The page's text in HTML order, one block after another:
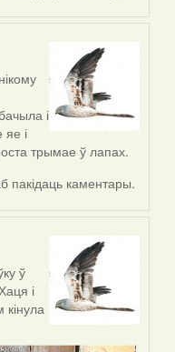
і
яе і
трымае ў лапах.
пакідаць каментары.
ў
і